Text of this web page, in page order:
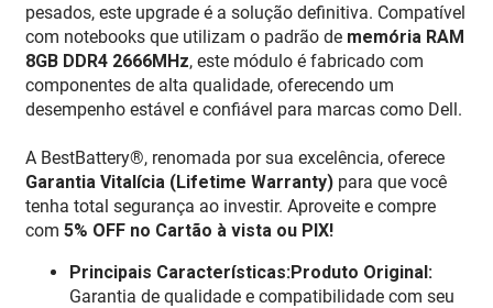
pesados, este upgrade é a solução definitiva. Compatível
com notebooks que utilizam o padrão de memória RAM
8GB DDR4 2666MHz, este módulo é fabricado com
componentes de alta qualidade, oferecendo um
desempenho estável e confiável para marcas como Dell.
A BestBattery®, renomada por sua excelência, oferece
Garantia Vitalícia (Lifetime Warranty) para que você
tenha total segurança ao investir. Aproveite e compre
com 5% OFF no Cartão à vista ou PIX!
Principais Características:Produto Original:
Garantia de qualidade e compatibilidade com seu